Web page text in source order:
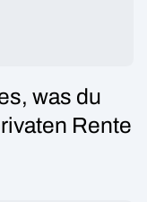
was du
Rente